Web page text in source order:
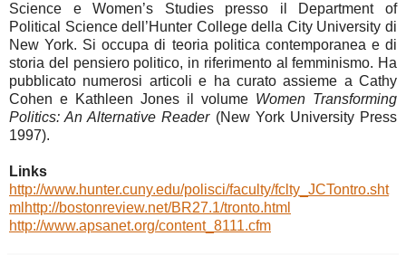
Science e Women’s Studies presso il Department of
Political Science dell’Hunter College della City University di
New York. Si occupa di teoria politica contemporanea e di
storia del pensiero politico, in riferimento al femminismo. Ha
pubblicato numerosi articoli e ha curato assieme a Cathy
Cohen e Kathleen Jones il volume Women Transforming
Politics: An Alternative Reader(New York University Press
1997).
Links
http://www.hunter.cuny.edu/polisci/faculty/fclty_JCTontro.sht
ml http://bostonreview.net/BR27.1/tronto.html
http://www.apsanet.org/content_8111.cfm